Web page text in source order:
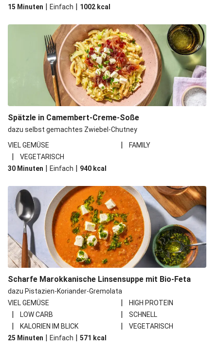
15 Minuten | Einfach | 1002 kcal
Spätzle in Camembert-Creme-Soße
dazu selbst gemachtes Zwiebel-Chutney
VIEL GEMÜSE
| FAMILY
|
VEGETARISCH
30 Minuten | Einfach | 940 kcal
Scharfe Marokkanische Linsensuppe mit Bio-Feta
dazu Pistazien-Koriander-Gremolata
VIEL GEMÜSE
| HIGH PROTEIN
| LOW CARB | SCHNELL
| KALORIEN IM BLICK |
VEGETARISCH
25 Minuten | Einfach | 571 kcal